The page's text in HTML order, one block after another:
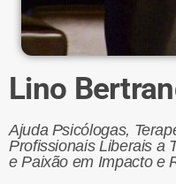
Lino
Ajuda Psicólogas,
Profissionais Liberais a
e Paixão em Impacto e